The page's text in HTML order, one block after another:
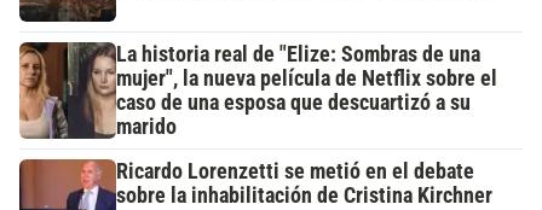
La historia real de "Elize: Sombras de una
mujer", la nueva película de Netflix sobre el
caso de una esposa que descuartizó a su
marido
Ricardo Lorenzetti se metió en el debate
sobre la inhabilitación de Cristina Kirchner